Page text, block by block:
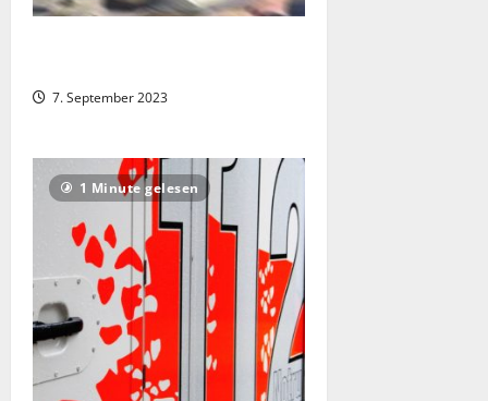
7. September 2023
1 Minute gelesen